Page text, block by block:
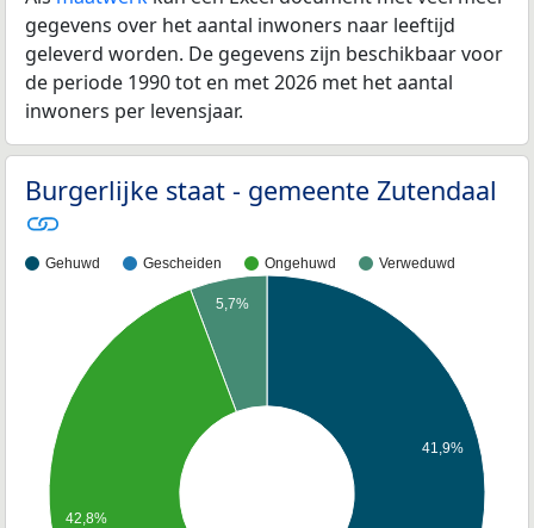
gegevens over het aantal inwoners naar leeftijd
geleverd worden. De gegevens zijn beschikbaar voor
de periode 1990 tot en met 2026 met het aantal
inwoners per levensjaar.
Burgerlijke staat - gemeente Zutendaal
Gehuwd Gescheiden Ongehuwd Verweduwd
41,9%
5,7%
42,8%